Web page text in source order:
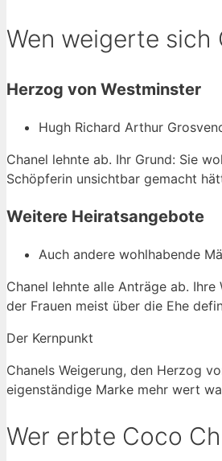
Wen weigerte sich
Herzog von Westminster
Hugh Richard Arthur
Chanel lehnte ab. Ihr Grund: Sie
Schöpferin unsichtbar gemacht
Weitere Heiratsangebote
Auch andere wohlhabende
Chanel lehnte alle Anträge ab.
der Frauen meist über die Ehe
Der Kernpunkt
Chanels Weigerung, den Herzog
eigenständige Marke mehr wert
Wer erbte Coco